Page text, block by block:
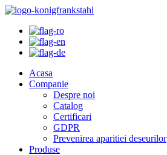
Acasa
Companie
Despre noi
Catalog
Certificari
GDPR
Prevenirea aparitiei deseurilor
Produse